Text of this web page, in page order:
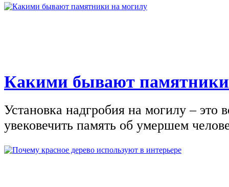
Какими бывают
Установка надгробия на могилу – это
увековечить память об умершем